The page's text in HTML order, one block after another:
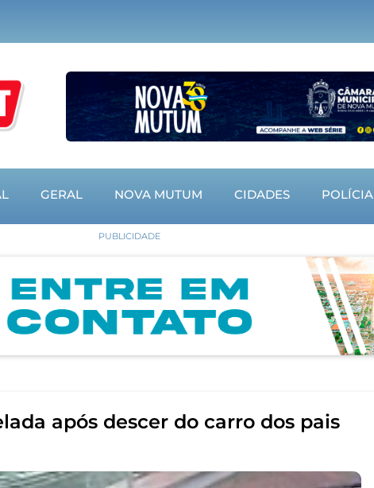
GERAL NOVA MUTUM CIDADES POLÍCIA
PUBLICIDADE
após descer do carro dos pais